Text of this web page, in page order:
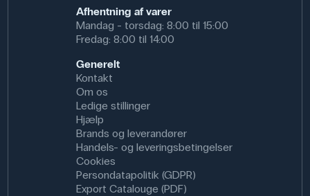
Afhentning af varer
Mandag - torsdag: 8:00 til 15:00
Fredag: 8:00 til 14:00
Generelt
Kontakt
Om os
Ledige stillinger
Hjælp
Brands og leverandører
Handels- og leveringsbetingelser
Cookies
Persondatapolitik (GDPR)
Export Catalouge (PDF)